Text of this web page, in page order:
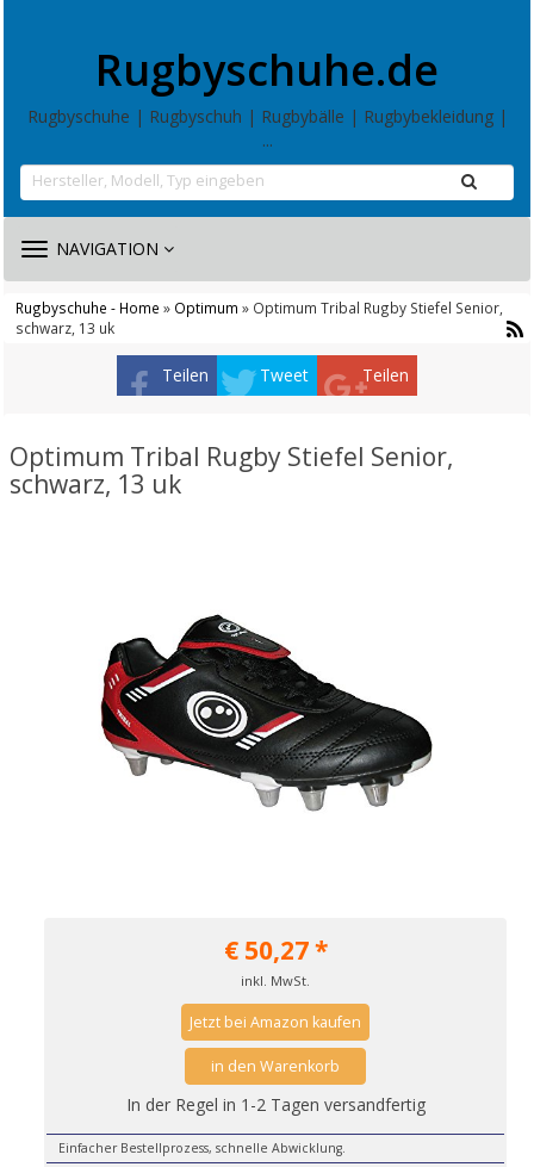
Rugbyschuhe.de
Rugbyschuhe | Rugbyschuh | Rugbybälle | Rugbybekleidung |
...
TOGGLE
NAVIGATION
Rugbyschuhe - Home » Optimum » Optimum Tribal Rugby Stiefel Senior,
schwarz, 13 uk
Teilen Tweet Teilen
Optimum Tribal Rugby Stiefel Senior,
schwarz, 13 uk
€50,27*
inkl. MwSt.
Jetzt bei Amazon kaufen
in den Warenkorb
In der Regel in 1-2 Tagen versandfertig
Einfacher Bestellprozess, schnelle Abwicklung.